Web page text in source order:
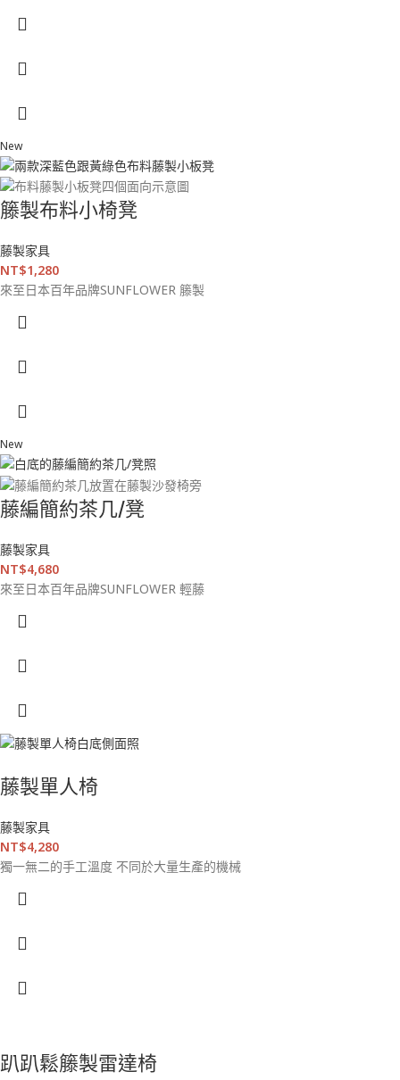
New
籐製布料小椅凳
藤製家具
NT$1,280
來至日本百年品牌SUNFLOWER 籐製
New
藤編簡約茶几/凳
藤製家具
NT$4,680
來至日本百年品牌SUNFLOWER 輕藤
藤製單人椅
藤製家具
NT$4,280
獨一無二的手工溫度 不同於大量生產的機械
趴趴鬆籐製雷達椅